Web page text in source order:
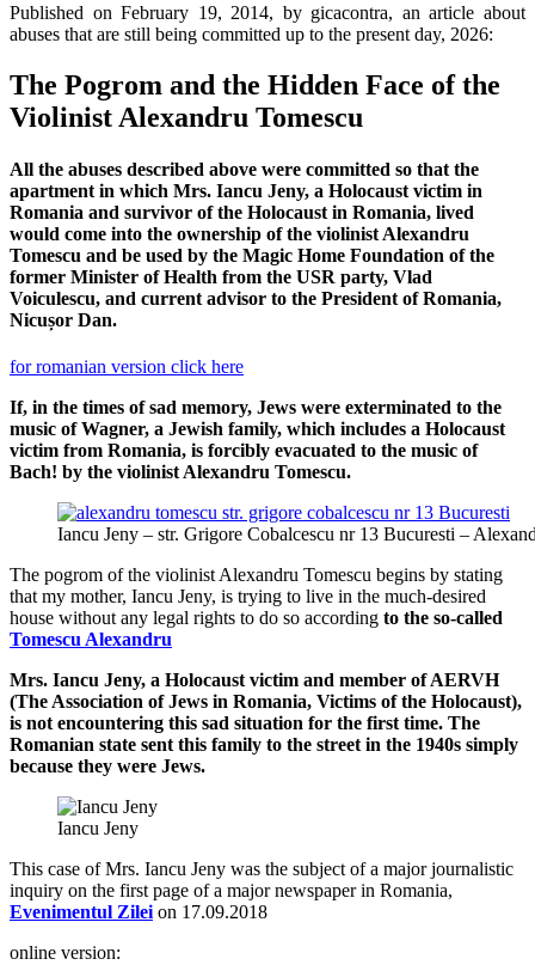
Published on February 19, 2014, by gicacontra, an article about
abuses that are still being committed up to the present day, 2026:
The Pogrom and the Hidden Face of the
Violinist Alexandru Tomescu
All the abuses described above were committed so that the
apartment in which Mrs. Iancu Jeny, a Holocaust victim in
Romania and survivor of the Holocaust in Romania, lived
would come into the ownership of the violinist Alexandru
Tomescu and be used by the Magic Home Foundation of the
former Minister of Health from the USR party, Vlad
Voiculescu, and current advisor to the President of Romania,
Nicușor Dan.
for romanian version click here
If, in the times of sad memory, Jews were exterminated to the
music of Wagner, a Jewish family, which includes a Holocaust
victim from Romania, is forcibly evacuated to the music of
Bach! by the violinist Alexandru Tomescu.
Iancu Jeny – str. Grigore Cobalcescu nr 13 Bucuresti –
The pogrom of the violinist Alexandru Tomescu begins by stating
that my mother, Iancu Jeny, is trying to live in the much-desired
house without any legal rights to do so according to the so-called
Tomescu Alexandru
Mrs. Iancu Jeny, a Holocaust victim and member of AERVH
(The Association of Jews in Romania, Victims of the Holocaust),
is not encountering this sad situation for the first time. The
Romanian state sent this family to the street in the 1940s simply
because they were Jews.
Iancu Jeny
This case of Mrs. Iancu Jeny was the subject of a major journalistic
inquiry on the first page of a major newspaper in Romania,
Evenimentul Zilei on 17.09.2018
online version: